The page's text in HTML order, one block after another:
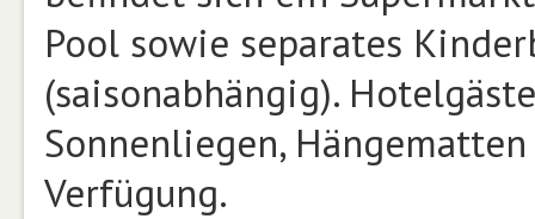
Pool sowie separates
(saisonabhängig).
Sonnenliegen,
Verfügung.